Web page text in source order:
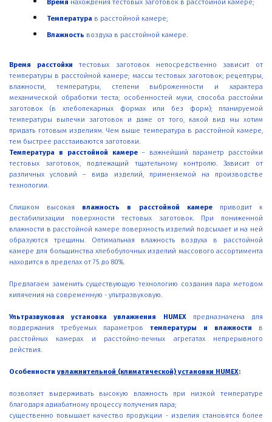
Время нахождения тестовых заготовок в расстойной камере;
Температура в расстойной камере;
Влажность воздуха в расстойной камере.
Время расстойки тестовых заготовок непосредственно зависит от
температуры в расстойной камере; массы тестовых заготовок; рецептуры,
влажности, температуры, степени выброженности и характера
механической обработки теста; особенностей муки, способа расстойки
заготовок (в хлебопекарных формах или без форм); планируемой
температуры выпечки заготовок и даже от того, какой вид мы хотим
придать готовым изделиям. Чем выше температура в расстойной камере,
тем быстрее расстаиваются заготовки.
Температура в расстойной камере– важнейший параметр расстойки
тестовых заготовок, подлежащий тщательному контролю. Зависит от
различных условий – вида изделий, применяемой на производстве
технологии.
Слишком высокая влажность в расстойной камереприводит к
дестабилизации поверхности тестовых заготовок. При пониженной
влажности в расстойной камере поверхность изделий подсыхает и на ней
образуются трещины. Оптимальная влажность воздуха в расстойной
камере для большинства хлебобулочных изделий массового ассортимента
находится в пределах от 75 до 80%.
Предлагаем заменить существующую технологию создания пара методом
кипячения на современную - ультразвуковую.
Ультразвуковая установка увлажнения HUMEXпредназначена для
поддержания требуемых параметров температуры и влажности в
расстойных камерах и расстойно-печных агрегатах непрерывного
действия.
Особенности увлажнительной (климатической) установки HUMEX:
позволяет выдерживать высокую влажность при низкой температуре
благодаря адиабатному процессу получения пара;
существенно повышает качество продукции - изделия становятся более